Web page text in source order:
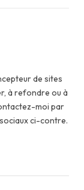
de sites
à refondre ou à
moi par
ci-contre.